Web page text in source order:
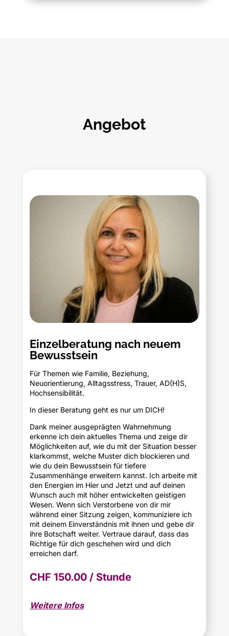
Angebot
Einzelberatung nach neuem
Bewusstsein
Für Themen wie Familie, Beziehung,
Neuorientierung, Alltagsstress, Trauer, AD(H)S,
Hochsensibilität.
In dieser Beratung geht es nur um DICH!
Dank meiner ausgeprägten Wahrnehmung
erkenne ich dein aktuelles Thema und zeige dir
Möglichkeiten auf, wie du mit der Situation besser
klarkommst, welche Muster dich blockieren und
wie du dein Bewusstsein für tiefere
Zusammenhänge erweitern kannst. Ich arbeite mit
den Energien im Hier und Jetzt und auf deinen
Wunsch auch mit höher entwickelten geistigen
Wesen. Wenn sich Verstorbene von dir mir
während einer Sitzung zeigen, kommuniziere ich
mit deinem Einverständnis mit ihnen und gebe dir
ihre Botschaft weiter. Vertraue darauf, dass das
Richtige für dich geschehen wird und dich
erreichen darf.
CHF 150.00 / Stunde
Weitere Infos